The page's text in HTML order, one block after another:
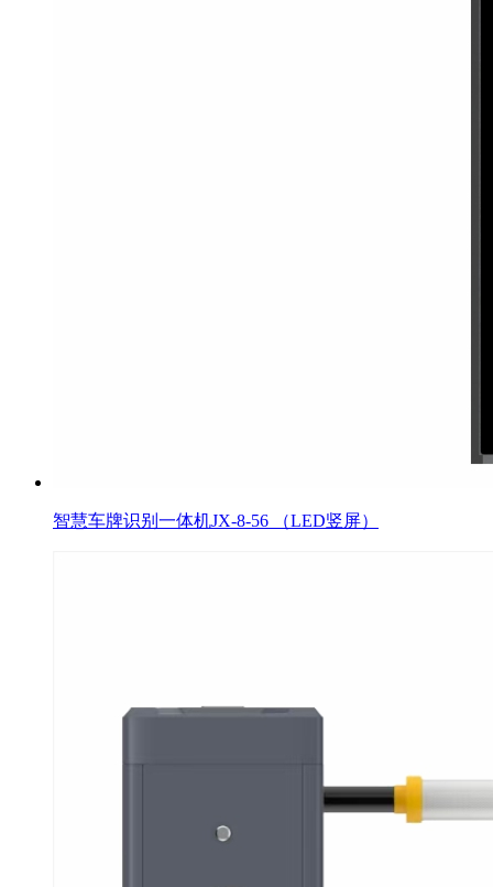
智慧车牌识别一体机JX-8-56 （LED竖屏）